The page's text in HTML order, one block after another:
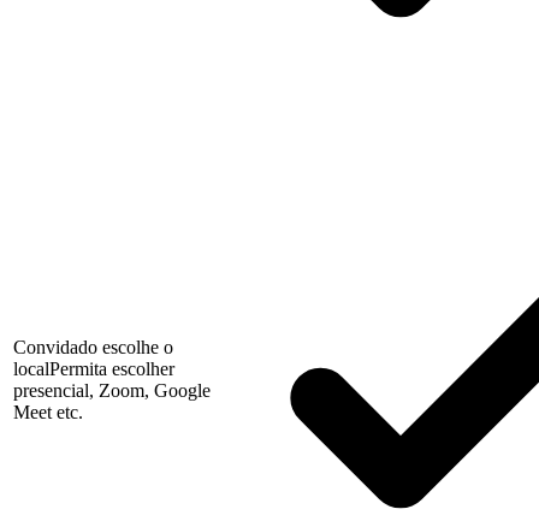
Convidado escolhe o
localPermita escolher
presencial, Zoom, Google
Meet etc.